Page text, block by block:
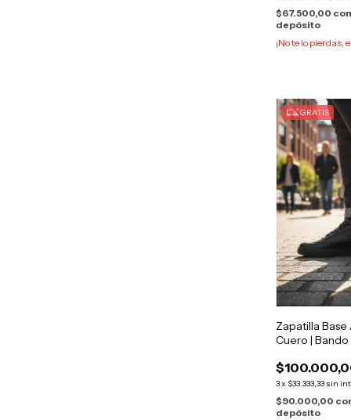
$67.500,00
depósito
¡No te lo pierdas,
GRATIS
Zapatilla Base
Cuero | Bando
3x $33.333,33 sin
$90.000,00
depósito